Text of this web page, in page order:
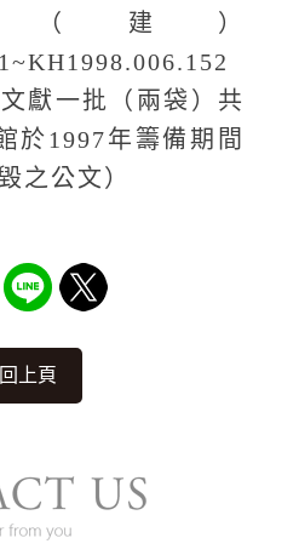
（建）
獻一批（兩袋）共
於1997年籌備期間
之公文）
回上頁